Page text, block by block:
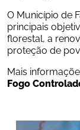
O Município de
principais
florestal, a
proteção de
Mais
Fogo